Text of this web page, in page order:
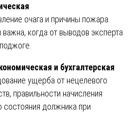
очага и причины пожара.
когда от выводов эксперта
и бухгалтерская
ущерба от нецелевого
правильности начисления
состояния должника при